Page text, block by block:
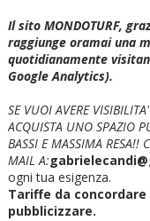
Il sito MONDOTURF,
raggiunge oramai una
quotidianamente
Google Analytics).
SE VUOI AVERE
ACQUISTA UNO SPAZIO
BASSI E MASSIMA RESA!!
MAIL A:
ogni tua esigenza.
Tariffe da
pubblicizzare.